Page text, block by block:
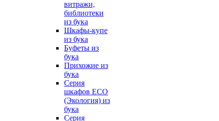
витражи,
библиотеки
из бука
Шкафы-купе
из бука
Буфеты из
бука
Прихожие из
бука
Серия
шкафов ECO
(Экология) из
бука
Серия